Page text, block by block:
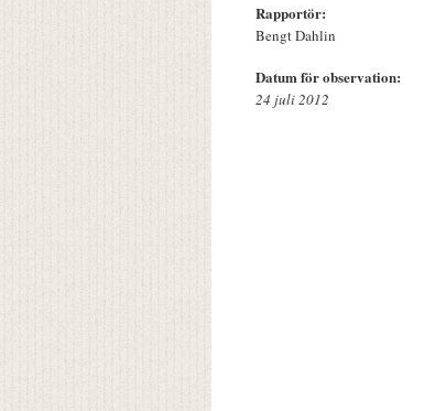
Rapportör:
Bengt Dahlin
Datum för observation:
24 juli 2012